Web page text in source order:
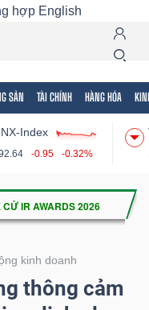
hợp English
SẢN TÀI CHÍNH HÀNG HÓA
Index
-0.95 -0.32%
kinh doanh
thông cảm
chứng khoán